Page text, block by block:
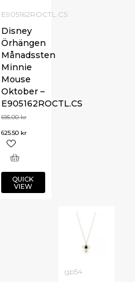
E905162ROCTL.CS
Disney
Örhängen
Månadssten
Minnie
Mouse
Oktober –
E905162ROCTL.CS
695.00kr
625.50 kr
QUICK
VIEW
gp54